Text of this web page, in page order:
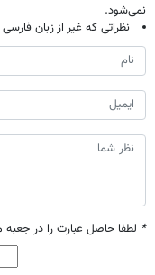
نمی‌شود.
نظراتی که غیر از زبان
* لطفا حاصل عبارت را در جعبه